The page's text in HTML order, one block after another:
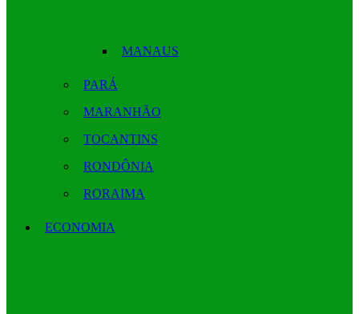
MANAUS
PARÁ
MARANHÃO
TOCANTINS
RONDÔNIA
RORAIMA
ECONOMIA